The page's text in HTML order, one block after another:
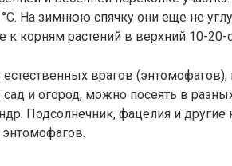
°С. На зимнюю спячку они еще не
корням растений в верхний 10-
врагов
и огород, можно посеять в
Подсолнечник, фацелия и другие